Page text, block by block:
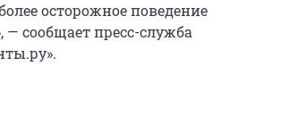
осторожное поведение
— сообщает пресс-служба